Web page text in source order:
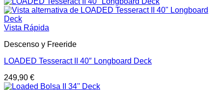
Vista Rápida
Descenso y Freeride
LOADED Tesseract II 40″ Longboard Deck
249,90 €